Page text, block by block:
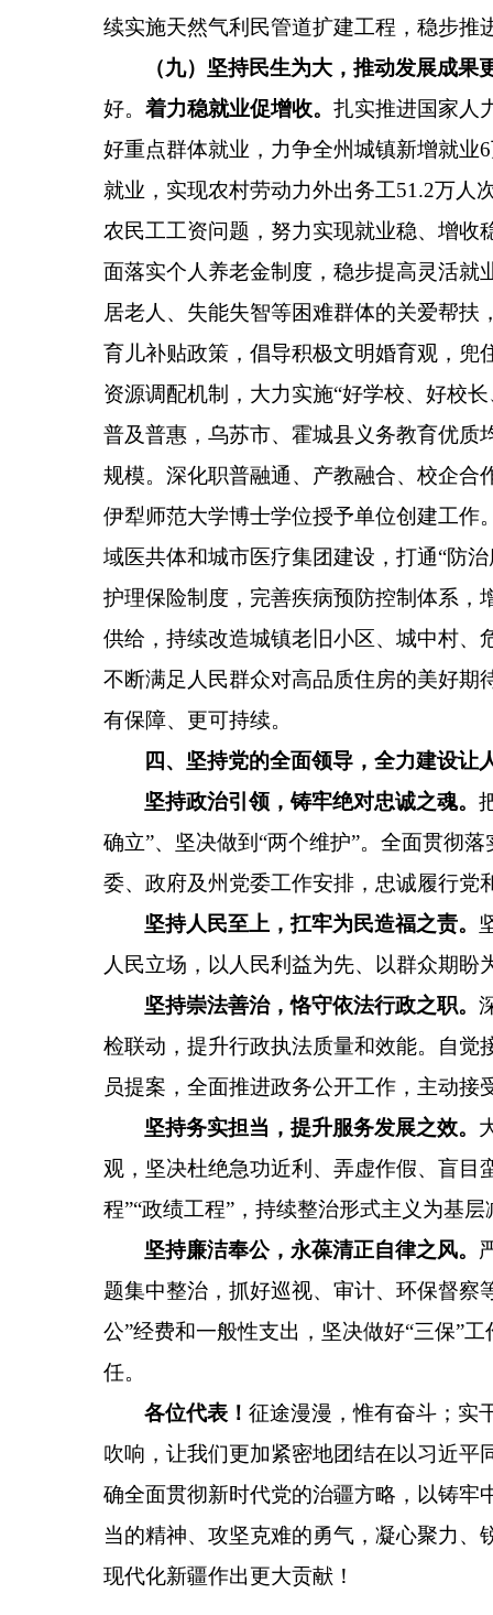
续实施天然气利民管道扩建工程，稳步推
（九）坚持民生为大，推动发展成
好。 着力稳就业促增收。 扎实推进国家人
好重点群体就业，力争全州城镇新增就业6
就业，实现农村劳动力外出务工51.2万人
农民工工资问题，努力实现就业稳、增收
面落实个人养老金制度，稳步提高灵活就
居老人、失能失智等困难群体的关爱帮
育儿补贴政策，倡导积极文明婚育观，兜
资源调配机制，大力实施“好学校、好校
普及普惠，乌苏市、霍城县义务教育优质
规模。深化职普融通、产教融合、校企合
伊犁师范大学博士学位授予单位创建工作
域医共体和城市医疗集团建设，打通“防
护理保险制度，完善疾病预防控制体系，
供给，持续改造城镇老旧小区、城中村、
不断满足人民群众对高品质住房的美好期
有保障、更可持续。
四、坚持党的全面领导，全力建设让
坚持政治引领，铸牢绝对忠诚之魂。
确立”、坚决做到 “两个维护”。全面贯彻
委、政府及州党委工作安排，忠诚履行党
坚持人民至上，扛牢为民造福之责。
人民立场，以人民利益为先、以群众期
坚持崇法善治，恪守依法行政之职。
检联动，提升行政执法质量和效能。自觉
员提案，全面推进政务公开工作，主动接
坚持务实担当，提升服务发展之效。
观，坚决杜绝急功近利、弄虚作假、盲目
程”“政绩工程” ，持续整治形式主义为基
坚持廉洁奉公，永葆清正自律之风。
题集中整治，抓好巡视、审计、环保督察
公”经费和一般性支出，坚决做好“三保”工
任。
各位代表！征途漫漫，惟有奋斗；实
吹响，让我们更加紧密地团结在以习近
确全面贯彻新时代党的治疆方略，以铸牢
当的精神、攻坚克难的勇气，凝心聚力
现代化新疆作出更大贡献！